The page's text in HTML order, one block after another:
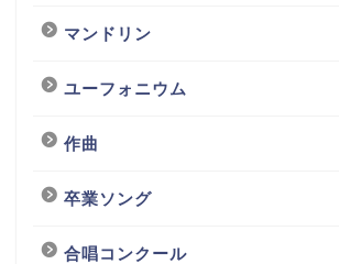
マンドリン
ユーフォニウム
作曲
卒業ソング
合唱コンクール